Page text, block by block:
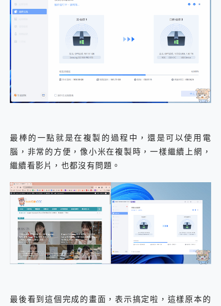
最棒的一點就是在複製的過程中，還是可以使用電
腦，非常的方便，像小米在複製時，一樣繼續上網，
繼續看影片，也都沒有問題。
最後看到這個完成的畫面，表示搞定啦，這樣原本的